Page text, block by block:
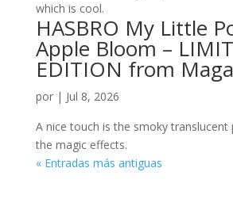
which is cool.
HASBRO My Little
Apple Bloom –
EDITION from
por | Jul 8, 2026
A nice touch is the smoky translucent
the magic effects.
« Entradas más antiguas